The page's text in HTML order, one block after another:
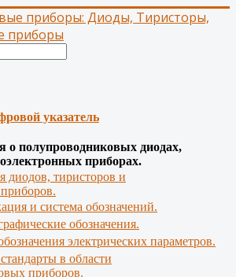
приборы: Диоды, Тиристоры,
приборы
указатель
о полупроводниковых диодах,
приборах.
диодов, тиристоров и
и система обозначений.
обозначения.
электрических параметров.
в области
приборов.